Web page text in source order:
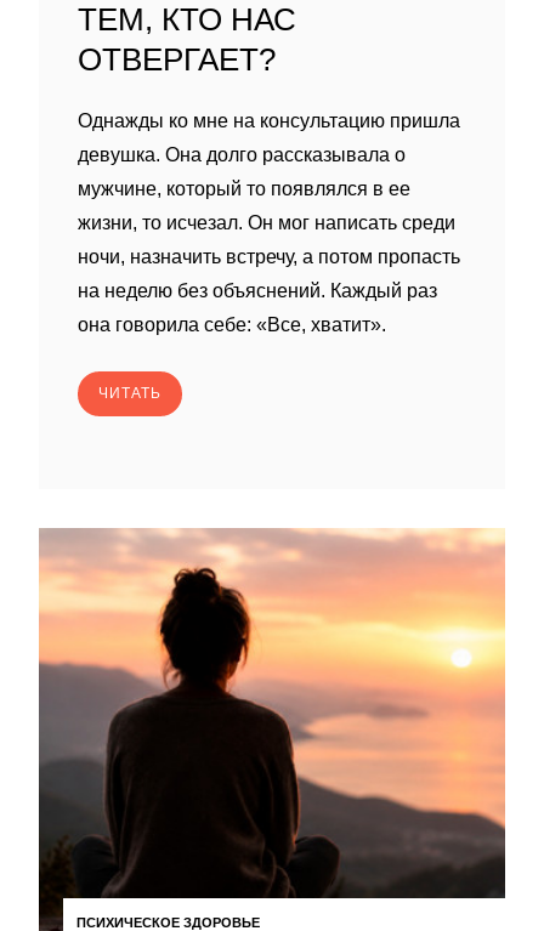
ТЕМ, КТО НАС
ОТВЕРГАЕТ?
Однажды ко мне на консультацию пришла
девушка. Она долго рассказывала о
мужчине, который то появлялся в ее
жизни, то исчезал. Он мог написать среди
ночи, назначить встречу, а потом пропасть
на неделю без объяснений. Каждый раз
она говорила себе: «Все, хватит».
ЧИТАТЬ
ПСИХИЧЕСКОЕ ЗДОРОВЬЕ